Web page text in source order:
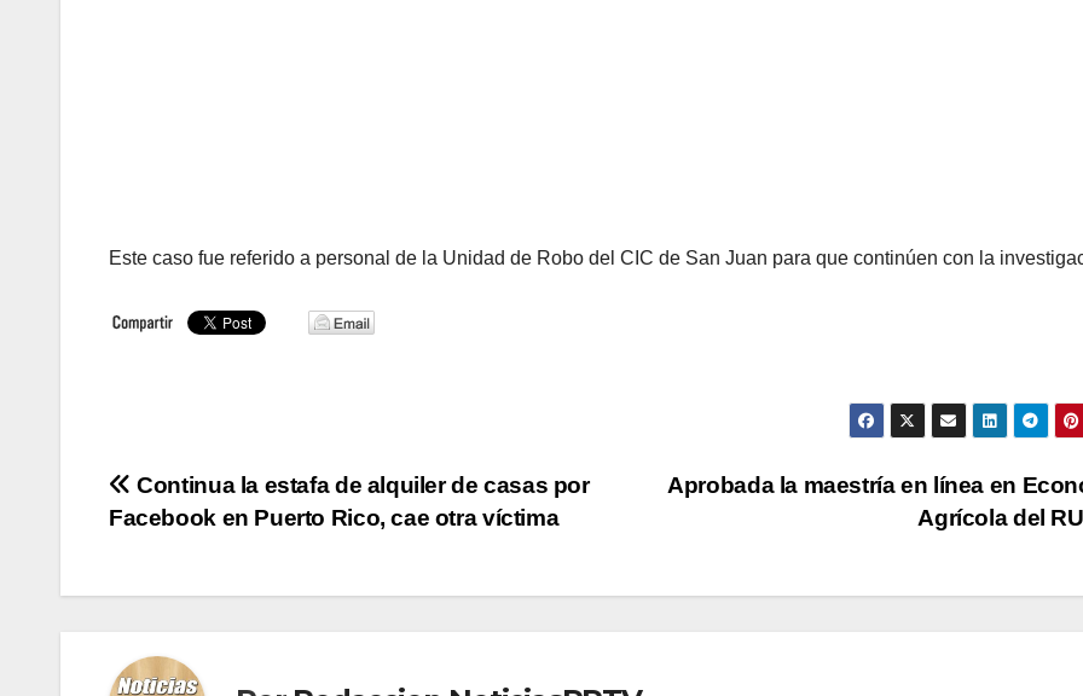
Este caso fue referido a personal de la Unidad de Robo del CIC de San Juan para que continúen con la
Navegación
entradas
Aprobada la maestría en línea en
Agrícola del
Continua la estafa de alquiler de casas por
Facebook en Puerto Rico, cae otra víctima